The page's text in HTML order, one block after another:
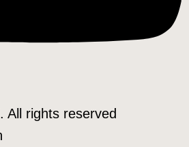
. All rights reserved